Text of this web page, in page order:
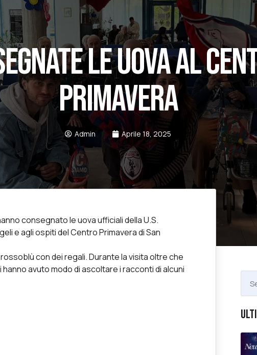
LE UOVA AL
PRIMAVERA
Admin Aprile 18, 2025
consegnato le uova ufficiali della U.S.
e agli ospiti del Centro Primavera di San
con dei regali. Durante la visita oltre che
avuto modo di ascoltare i racconti di alcuni